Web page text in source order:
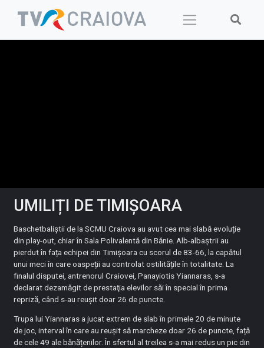
UMILIȚI DE TIMIȘOARA
Baschetbaliștii de la SCMU Craiova au avut cea mai slabă evoluție
din play-out, chiar în Sala Polivalentă din Bănie. Alb-albaștrii au
pierdut în fața echipei din Timișoara cu scorul de 83-66, la capătul
unui meci în care oaspeții au controlat ostilitățile în totalitate. La
finalul disputei, antrenorul Craiovei, Panayiotis Yiannaras, s-a
declarat dezamăgit de prestaţia elevilor săi în special în prima
repriză, când s-au reuşit doar 26 de puncte.
Trupa lui Yiannaras a jucat extrem de slab în primele 20 de minute
de joc, interval în care au reușit să marcheze doar 26 de puncte, față
de cele 49 ale bănățenilor. În sfertul al treilea s-a mai redus un pic din